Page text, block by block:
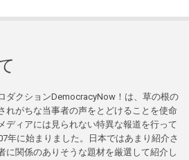
ダクションDemocracyNow！は、草の根の
れがちな当事者の声をとどけることを使命
ディアには見られない特異な報道を行って
年に始まりました。日本ではあまり紹介さ
に関係のありそうな題材を厳選して紹介し